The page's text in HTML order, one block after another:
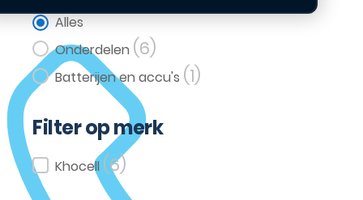
Filter op categorie
Alles
Onderdelen (6)
Batterijen en accu's (1)
Filter op merk
Filter op merk
Khocell (6)